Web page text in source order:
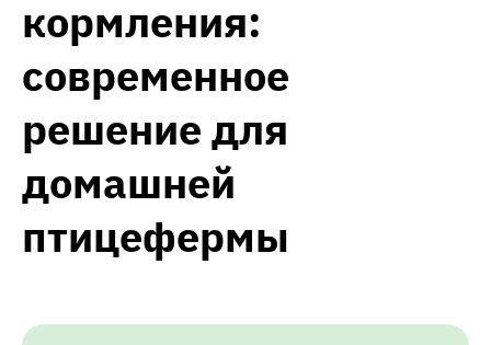
кормления:
современное
решение для
домашней
птицефермы